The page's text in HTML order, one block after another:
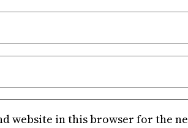
website in this browser for the